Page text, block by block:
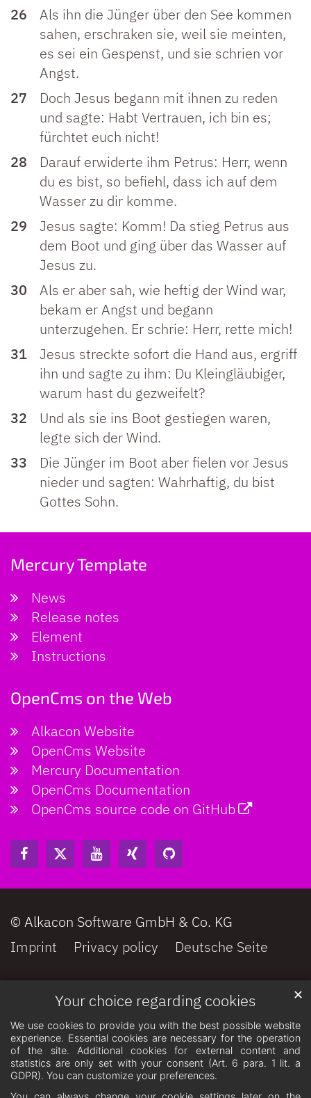
Your choice regarding cookies
We use cookies to provide you with the best possible website
experience. Essential cookies are necessary for the operation
of the site. Additional cookies for external content and
statistics are only set with your consent (Art. 6 para. 1 lit. a
GDPR). You can customize your preferences.
✕
26
Als ihn die Jünger über den See kommen
sahen, erschraken sie, weil sie meinten,
es sei ein Gespenst, und sie schrien vor
Angst.
27
Doch Jesus begann mit ihnen zu reden
und sagte: Habt Vertrauen, ich bin es;
fürchtet euch nicht!
28
Darauf erwiderte ihm Petrus: Herr, wenn
du es bist, so befiehl, dass ich auf dem
Wasser zu dir komme.
29
Jesus sagte: Komm! Da stieg Petrus aus
dem Boot und ging über das Wasser auf
Jesus zu.
30
Als er aber sah, wie heftig der Wind war,
bekam er Angst und begann
unterzugehen. Er schrie: Herr, rette mich!
31
Jesus streckte sofort die Hand aus, ergriff
ihn und sagte zu ihm: Du Kleingläubiger,
warum hast du gezweifelt?
32
Und als sie ins Boot gestiegen waren,
legte sich der Wind.
33
Die Jünger im Boot aber fielen vor Jesus
nieder und sagten: Wahrhaftig, du bist
Gottes Sohn.
Mercury Template
News
Release notes
Element
Instructions
OpenCms on the Web
Alkacon Website
OpenCms Website
Mercury Documentation
OpenCms Documentation
OpenCms source code on GitHub
© Alkacon Software GmbH & Co. KG
Imprint
Privacy policy Deutsche Seite